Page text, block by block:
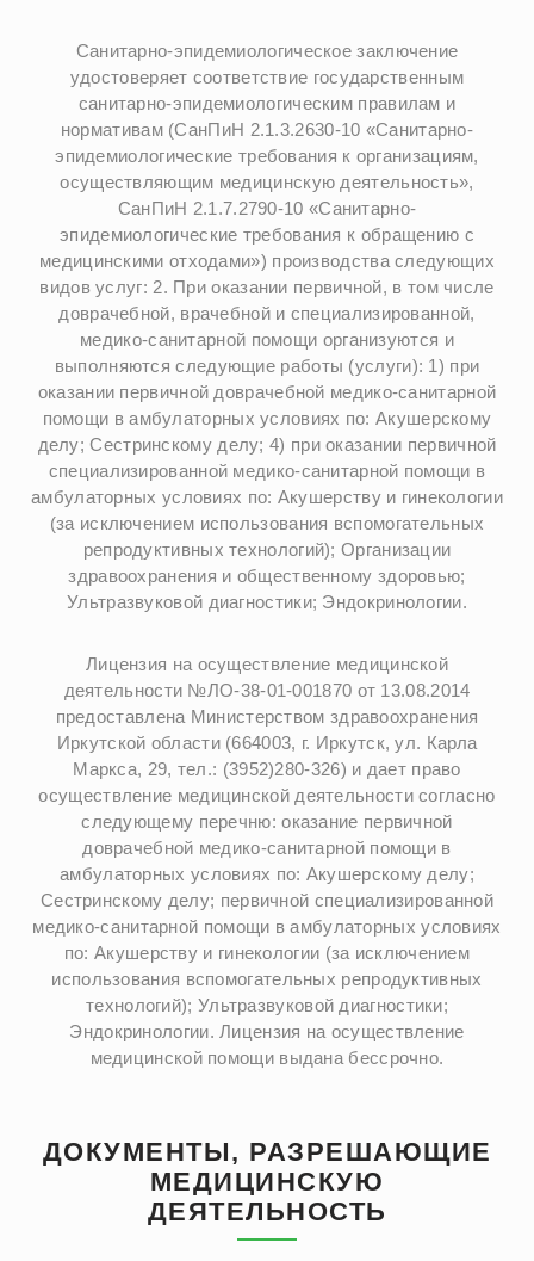
Санитарно-эпидемиологическое заключение
удостоверяет соответствие государственным
санитарно-эпидемиологическим правилам и
нормативам (СанПиН 2.1.3.2630-10 «Санитарно-
эпидемиологические требования к организациям,
осуществляющим медицинскую деятельность»,
СанПиН 2.1.7.2790-10 «Санитарно-
эпидемиологические требования к обращению с
медицинскими отходами») производства следующих
видов услуг: 2. При оказании первичной, в том числе
доврачебной, врачебной и специализированной,
медико-санитарной помощи организуются и
выполняются следующие работы (услуги): 1) при
оказании первичной доврачебной медико-санитарной
помощи в амбулаторных условиях по: Акушерскому
делу; Сестринскому делу; 4) при оказании первичной
специализированной медико-санитарной помощи в
амбулаторных условиях по: Акушерству и гинекологии
(за исключением использования вспомогательных
репродуктивных технологий); Организации
здравоохранения и общественному здоровью;
Ультразвуковой диагностики; Эндокринологии.
Лицензия на осуществление медицинской
деятельности №ЛО-38-01-001870 от 13.08.2014
предоставлена Министерством здравоохранения
Иркутской области (664003, г. Иркутск, ул. Карла
Маркса, 29, тел.: (3952)280-326) и дает право
осуществление медицинской деятельности согласно
следующему перечню: оказание первичной
доврачебной медико-санитарной помощи в
амбулаторных условиях по: Акушерскому делу;
Сестринскому делу; первичной специализированной
медико-санитарной помощи в амбулаторных условиях
по: Акушерству и гинекологии (за исключением
использования вспомогательных репродуктивных
технологий); Ультразвуковой диагностики;
Эндокринологии. Лицензия на осуществление
медицинской помощи выдана бессрочно.
ДОКУМЕНТЫ, РАЗРЕШАЮЩИЕ
МЕДИЦИНСКУЮ
ДЕЯТЕЛЬНОСТЬ